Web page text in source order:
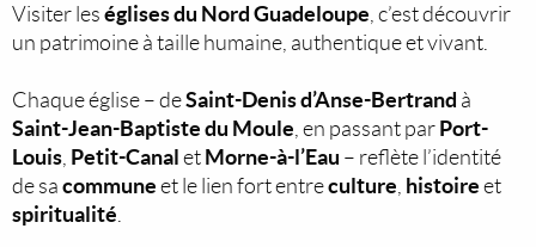
Visiter les églises du Nord Guadeloupe, c’est découvrir
un patrimoine à taille humaine, authentique et vivant.
Chaque église – deSaint-Denis d’Anse-Bertrand à
Saint-Jean-Baptiste du Moule, en passant par Port-
Louis, Petit-Canal et Morne-à-l’Eau – reflète l’identité
de sa commune et le lien fort entreculture, histoire et
spiritualité.